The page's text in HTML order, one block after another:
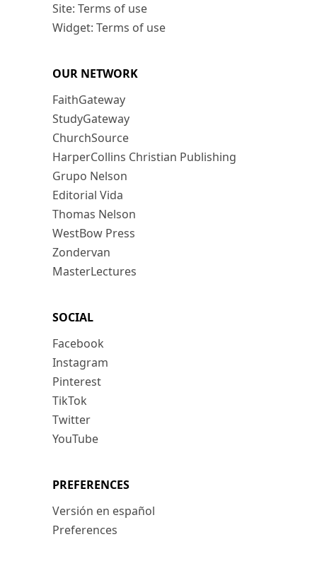
Site: Terms of use
Widget: Terms of use
OUR NETWORK
FaithGateway
StudyGateway
ChurchSource
HarperCollins Christian Publishing
Grupo Nelson
Editorial Vida
Thomas Nelson
WestBow Press
Zondervan
MasterLectures
SOCIAL
Facebook
Instagram
Pinterest
TikTok
Twitter
YouTube
PREFERENCES
Versión en español
Preferences